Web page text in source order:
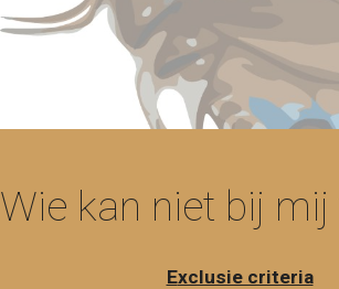
Wie kan niet bij mij
Exclusie criteria